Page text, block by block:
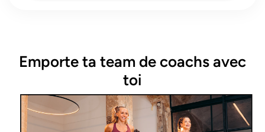
Emporte ta team de coachs avec
toi